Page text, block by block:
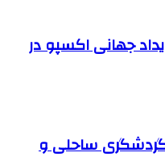
جهانی اکسپو در
ساحلی و